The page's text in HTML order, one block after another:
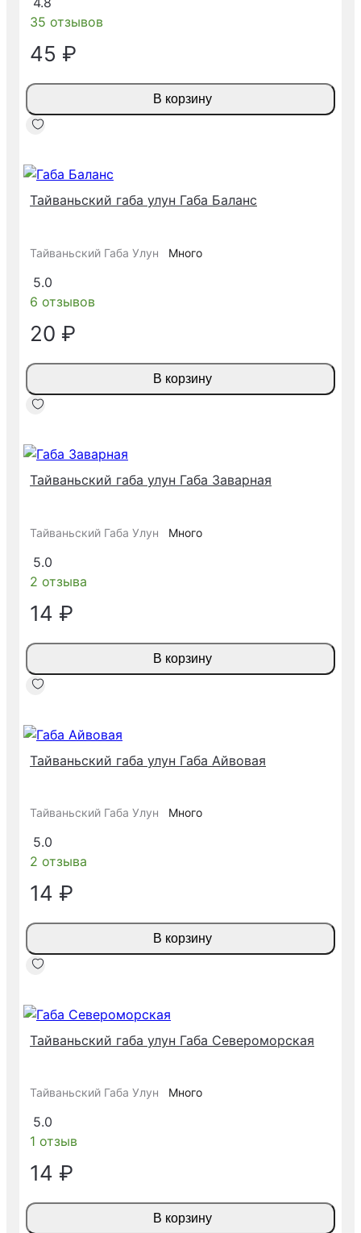
35 отзывов
45 ₽
В корзину
Тайваньский габа улун Габа Баланс
Тайваньский Габа Улун Много
5.0
6 отзывов
20 ₽
В корзину
Тайваньский габа улун Габа Заварная
Тайваньский Габа Улун Много
5.0
2 отзыва
14 ₽
В корзину
Тайваньский габа улун Габа Айвовая
Тайваньский Габа Улун Много
5.0
2 отзыва
14 ₽
В корзину
Тайваньский габа улун Габа Североморская
Тайваньский Габа Улун Много
5.0
1 отзыв
14 ₽
В корзину